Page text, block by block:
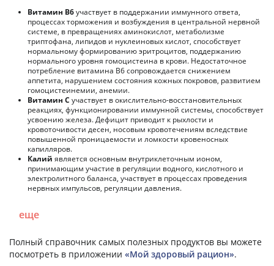
Витамин В6участвует в поддержании иммунного ответа,
процессах торможения и возбуждения в центральной нервной
системе, в превращениях аминокислот, метаболизме
триптофана, липидов и нуклеиновых кислот, способствует
нормальному формированию эритроцитов, поддержанию
нормального уровня гомоцистеина в крови. Недостаточное
потребление витамина В6 сопровождается снижением
аппетита, нарушением состояния кожных покровов, развитием
гомоцистеинемии, анемии.
Витамин С участвует в окислительно-восстановительных
реакциях, функционировании иммунной системы, способствует
усвоению железа. Дефицит приводит к рыхлости и
кровоточивости десен, носовым кровотечениям вследствие
повышенной проницаемости и ломкости кровеносных
капилляров.
Калий является основным внутриклеточным ионом,
принимающим участие в регуляции водного, кислотного и
электролитного баланса, участвует в процессах проведения
нервных импульсов, регуляции давления.
еще
Полный справочник самых полезных продуктов вы можете
посмотреть в приложении «Мой здоровый рацион».